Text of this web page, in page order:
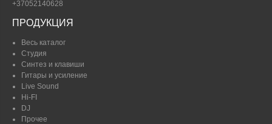
+37052140628
ПРОДУКЦИЯ
Весь каталог
Студия
Синтез и клавиши
Гитары и усиление
Live Sound
Hi-FI
DJ
Прочее